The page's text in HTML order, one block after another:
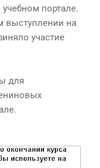
портале.
выступлении на
участие
для